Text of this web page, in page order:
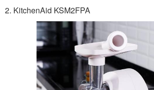
2. KitchenAid KSM2FPA